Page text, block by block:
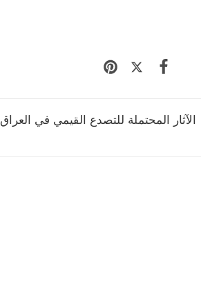
الآثار المحتملة للتصدع القيمي في العراق